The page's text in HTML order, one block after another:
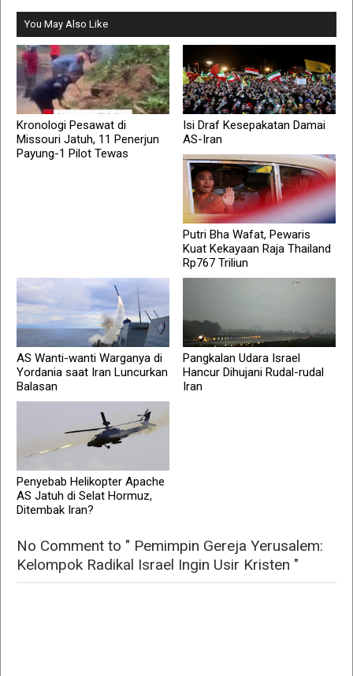
You May Also Like
Kronologi Pesawat di
Missouri Jatuh, 11 Penerjun
Payung-1 Pilot Tewas
Isi Draf Kesepakatan Damai
AS-Iran
Putri Bha Wafat, Pewaris
Kuat Kekayaan Raja Thailand
Rp767 Triliun
AS Wanti-wanti Warganya di
Yordania saat Iran Luncurkan
Balasan
Pangkalan Udara Israel
Hancur Dihujani Rudal-rudal
Iran
Penyebab Helikopter Apache
AS Jatuh di Selat Hormuz,
Ditembak Iran?
No Comment to " Pemimpin Gereja Yerusalem:
Kelompok Radikal Israel Ingin Usir Kristen "